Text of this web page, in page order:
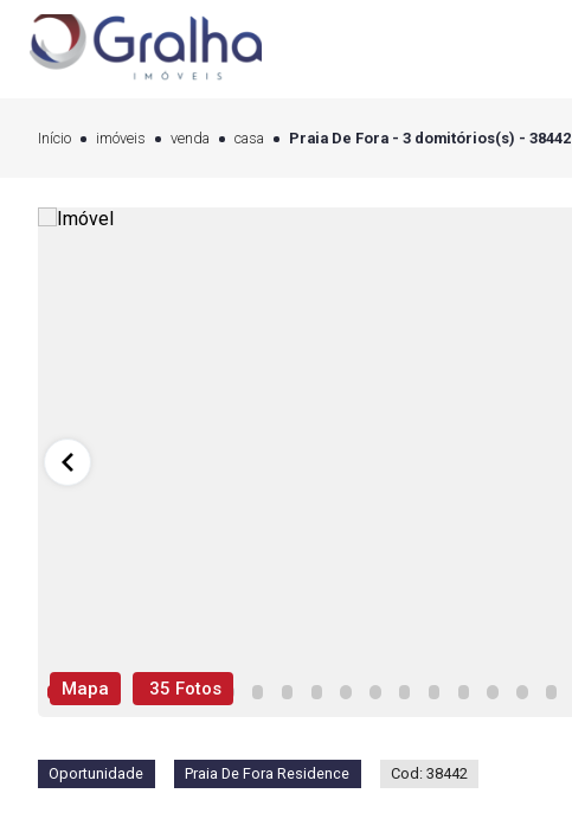
Início imóveis venda casa Praia De Fora - 3 domitórios(s) - 38442
Mapa 35 Fotos
Oportunidade Praia De Fora Residence Cod: 38442